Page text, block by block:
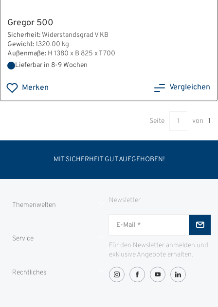
Gregor 500
Sicherheit: Widerstandsgrad V KB
Gewicht:1320.00 kg
Außenmaße: H 1380 x B 825 x T 700
Lieferbar in 8-9 Wochen
Merken Vergleichen
Seite von 1
MIT SICHERHEIT GUT AUFGEHOBEN!
Themenwelten
Greenity
Service
Rechtliches
Newsletter
Für den Newsletter anmelden und
exklusive Angebote erhalten.